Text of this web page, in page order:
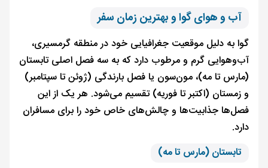
آب و هوای گوا و بهترین زمان سفر
گوا به دلیل موقعیت جغرافیایی خود در منطقه گرمسیری،
آب‌وهوایی گرم و مرطوب دارد که به سه فصل اصلی تابستان
(مارس تا مه)، مون‌سون یا فصل بارندگی (ژوئن تا سپتامبر)
و زمستان (اکتبر تا فوریه) تقسیم می‌شود. هر یک از این
فصل‌ها جذابیت‌ها و چالش‌های خاص خود را برای مسافران
دارد.
تابستان (مارس تا مه)